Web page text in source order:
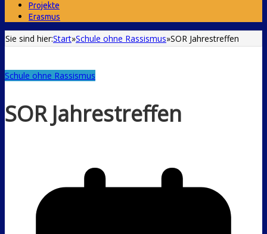
Projekte
Erasmus
Sie sind hier:Start»Schule ohne Rassismus»SOR Jahrestreffen
Schule ohne Rassismus
SOR Jahrestreffen